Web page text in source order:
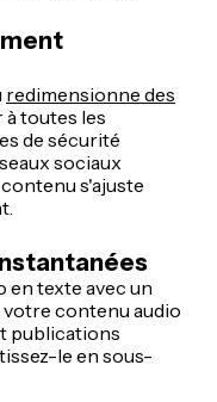
redimensionne des
à toutes les
de sécurité
sociaux
s'ajuste
en texte avec un
votre contenu audio
publications
le en sous-